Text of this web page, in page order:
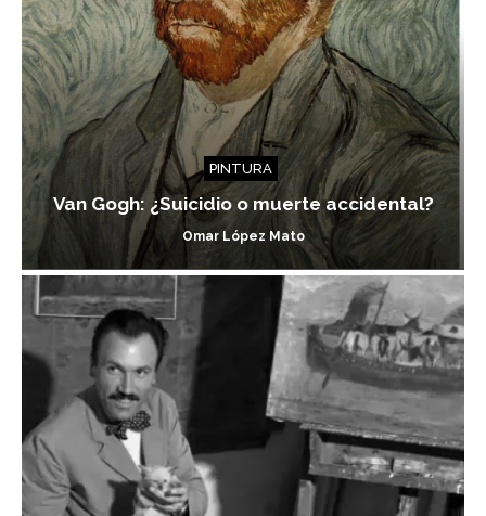
PINTURA
Van Gogh: ¿Suicidio o muerte accidental?
Omar López Mato